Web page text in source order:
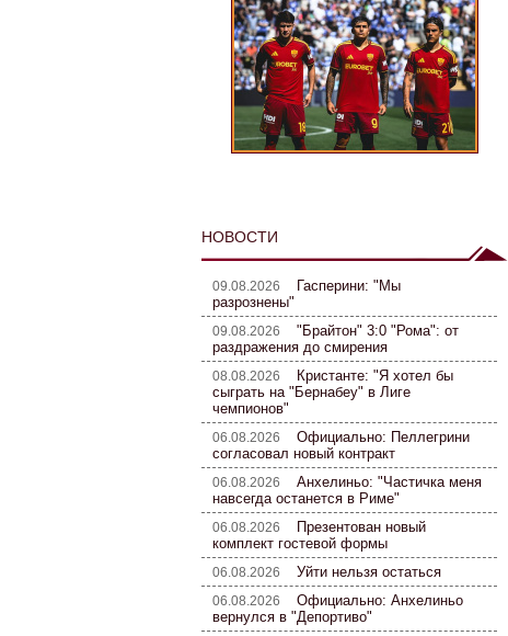
НОВОСТИ
09.08.2026
Гасперини: "Мы
разрознены"
09.08.2026 "Брайтон" 3:0 "Рома": от
раздражения до смирения
08.08.2026
Кристанте: "Я хотел бы
сыграть на "Бернабеу" в Лиге
чемпионов"
06.08.2026 Официально: Пеллегрини
согласовал новый контракт
06.08.2026 Анхелиньо: "Частичка меня
навсегда останется в Риме"
06.08.2026
Презентован новый
комплект гостевой формы
06.08.2026 Уйти нельзя остаться
06.08.2026 Официально: Анхелиньо
вернулся в "Депортиво"